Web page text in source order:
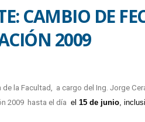
CAMBIO DE
2009
de la Facultad, a cargo del Ing. Jorge
2009 hasta el día el 15 de junio,